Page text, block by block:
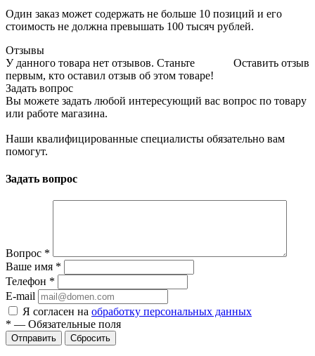
Один заказ может содержать не больше 10 позиций и его
стоимость не должна превышать 100 тысяч рублей.
Отзывы
Оставить отзыв
У данного товара нет отзывов. Станьте
первым, кто оставил отзыв об этом товаре!
Задать вопрос
Вы можете задать любой интересующий вас вопрос по товару
или работе магазина.
Наши квалифицированные специалисты обязательно вам
помогут.
Задать вопрос
Вопрос *
Ваше имя *
Телефон *
E-mail
Я согласен на обработку персональных данных
* — Обязательные поля
Отправить Сбросить